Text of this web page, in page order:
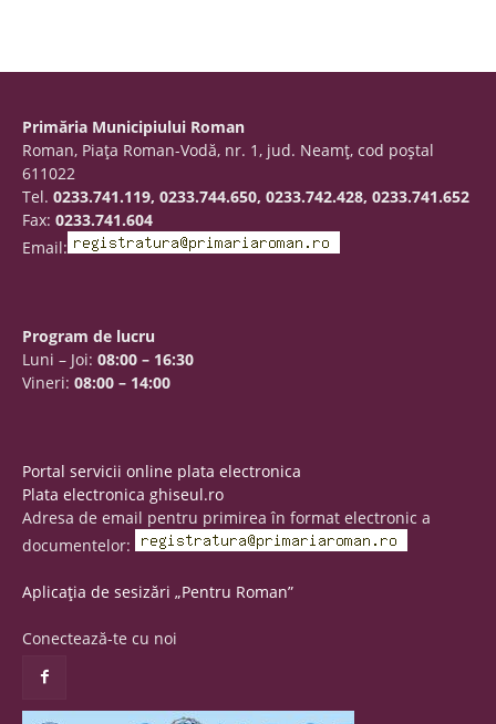
Primăria Municipiului Roman
Roman, Piaţa Roman-Vodă, nr. 1, jud. Neamţ, cod poştal
611022
Tel. 0233.741.119, 0233.744.650, 0233.742.428, 0233.741.652
Fax: 0233.741.604
Email:
Program de lucru
Luni – Joi: 08:00 – 16:30
Vineri: 08:00 – 14:00
Portal servicii online plata electronica
Plata electronica ghiseul.ro
Adresa de email pentru primirea în format electronic a
documentelor:
Aplicația de sesizări „Pentru Roman”
Conectează-te cu noi